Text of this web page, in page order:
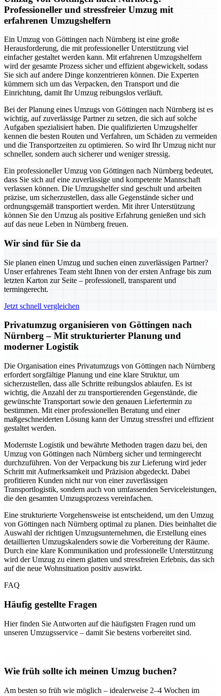
Professioneller und stressfreier Umzug mit
erfahrenen Umzugshelfern
Ein Umzug von Göttingen nach Nürnberg ist eine große
Herausforderung, die mit professioneller Unterstützung viel
einfacher gestaltet werden kann. Mit erfahrenen Umzugshelfern
wird der gesamte Prozess sicher und effizient abgewickelt, sodass
Sie sich auf andere Dinge konzentrieren können. Die Experten
kümmern sich um das Verpacken, den Transport und die
Einrichtung, damit Ihr Umzug reibungslos verläuft.
Bei der Planung eines Umzugs von Göttingen nach Nürnberg ist es
wichtig, auf zuverlässige Partner zu setzen, die sich auf solche
Aufgaben spezialisiert haben. Die qualifizierten Umzugshelfer
kennen die besten Routen und Verfahren, um Schäden zu vermeiden
und die Transportzeiten zu optimieren. So wird Ihr Umzug nicht nur
schneller, sondern auch sicherer und weniger stressig.
Ein professioneller Umzug von Göttingen nach Nürnberg bedeutet,
dass Sie sich auf eine zuverlässige und kompetente Mannschaft
verlassen können. Die Umzugshelfer sind geschult und arbeiten
präzise, um sicherzustellen, dass alle Gegenstände sicher und
ordnungsgemäß transportiert werden. Mit ihrer Unterstützung
können Sie den Umzug als positive Erfahrung genießen und sich
auf das neue Leben in Nürnberg freuen.
Wir sind für Sie da
Sie planen einen Umzug und suchen einen zuverlässigen Partner?
Unser erfahrenes Team steht Ihnen von der ersten Anfrage bis zum
letzten Karton zur Seite – professionell, transparent und
termingerecht.
Jetzt schnell vergleichen
Privatumzug organisieren von Göttingen nach
Nürnberg – Mit strukturierter Planung und
moderner Logistik
Die Organisation eines Privatumzugs von Göttingen nach Nürnberg
erfordert sorgfältige Planung und eine klare Struktur, um
sicherzustellen, dass alle Schritte reibungslos ablaufen. Es ist
wichtig, die Anzahl der zu transportierenden Gegenstände, die
gewünschte Transportart sowie den genauen Liefertermin zu
bestimmen. Mit einer professionellen Beratung und einer
maßgeschneiderten Lösung kann der Umzug stressfrei und effizient
gestaltet werden.
Modernste Logistik und bewährte Methoden tragen dazu bei, den
Umzug von Göttingen nach Nürnberg sicher und termingerecht
durchzuführen. Von der Verpackung bis zur Lieferung wird jeder
Schritt mit Aufmerksamkeit und Präzision abgedeckt. Dabei
profitieren Kunden nicht nur von einer zuverlässigen
Transportlogistik, sondern auch von umfassenden Serviceleistungen,
die den gesamten Umzugsprozess vereinfachen.
Eine strukturierte Vorgehensweise ist entscheidend, um den Umzug
von Göttingen nach Nürnberg optimal zu planen. Dies beinhaltet die
Auswahl der richtigen Umzugsunternehmen, die Erstellung eines
detaillierten Umzugskalenders sowie die Vorbereitung der Räume.
Durch eine klare Kommunikation und professionelle Unterstützung
wird der Umzug zu einem glatten und stressfreien Erlebnis, das sich
auf die neue Wohnsituation positiv auswirkt.
FAQ
Häufig gestellte Fragen
Hier finden Sie Antworten auf die häufigsten Fragen rund um
unseren Umzugsservice – damit Sie bestens vorbereitet sind.
Wie früh sollte ich meinen Umzug buchen?
Am besten so früh wie möglich – idealerweise 2–4 Wochen im